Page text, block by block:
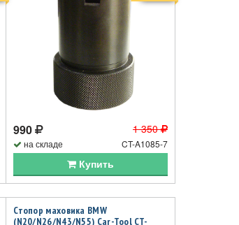
1 350
990
на складе CT-A1085-7
Купить
Стопор маховика BMW
(N20/N26/N43/N55) Car-Tool CT-